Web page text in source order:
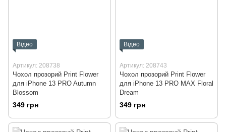
Відео
Артикул: 208738
Чохол прозорий Print Flower
для iPhone 13 PRO Autumn
Blossom
349 грн
Відео
Артикул: 208743
Чохол прозорий Print Flower
для iPhone 13 PRO MAX Floral
Dream
349 грн